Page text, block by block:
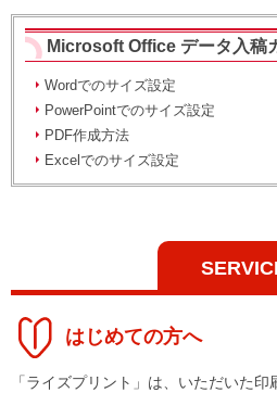
Microsoft Office データ入稿
Wordでのサイズ設定
PowerPointでのサイズ設定
PDF作成方法
Excelでのサイズ設定
はじめての方へ
「ライズプリント」は、いただいた